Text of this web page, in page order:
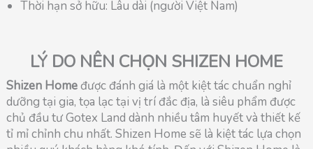
Thời hạn sở hữu: Lâu dài (người Việt Nam)
LÝ DO NÊN CHỌN SHIZEN HOME
Shizen Home được đánh giá là một kiệt tác chuẩn nghỉ
dưỡng tại gia, tọa lạc tại vị trí đắc địa, là siêu phẩm được
chủ đầu tư Gotex Land dành nhiều tâm huyết và thiết kế
tỉ mỉ chỉnh chu nhất. Shizen Home sẽ là kiệt tác lựa chọn